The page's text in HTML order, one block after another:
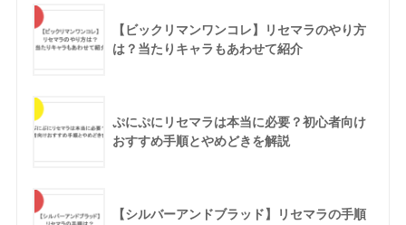
【ビックリマンワンコレ】リセマラのやり方
は？当たりキャラもあわせて紹介
ぷにぷにリセマラは本当に必要？初心者向け
おすすめ手順とやめどきを解説
【シルバーアンドブラッド】リセマラの手順